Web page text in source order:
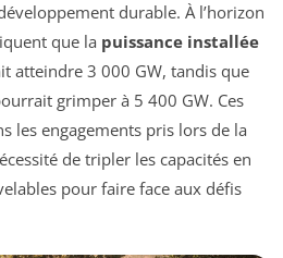
durable. À l’horizon
que la puissance installée
atteindre 3 000 GW, tandis que
grimper à 5 400 GW. Ces
les engagements pris lors de la
de tripler les capacités en
pour faire face aux défis